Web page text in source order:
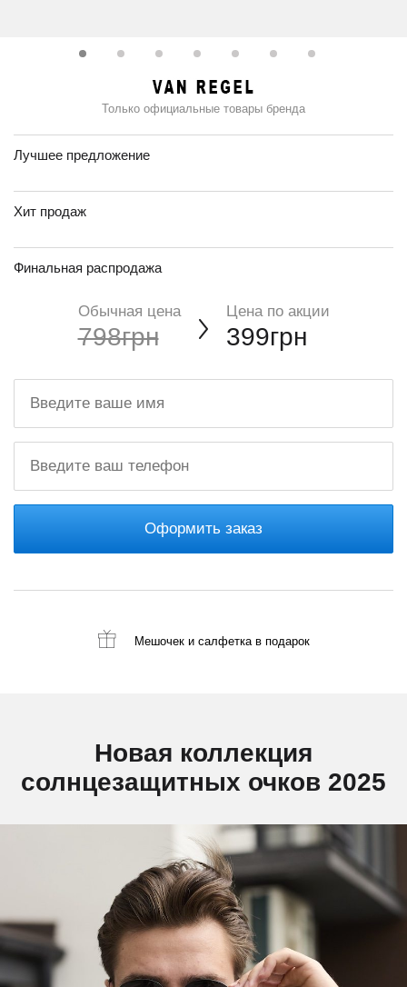
Только официальные товары бренда
Лучшее предложение
Хит продаж
Финальная распродажа
Обычная цена
798грн
Цена по акции
399грн
Оформить заказ
Мешочек и салфеткав подарок
Новая коллекция
солнцезащитных очков 2025